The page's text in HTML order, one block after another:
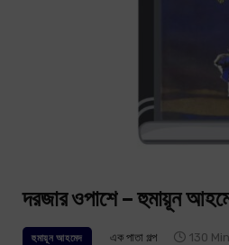
দরজার ওপাশে – হুমায়ূন
হুমায়ূন আহমেদ এক পাতা গল্প 130